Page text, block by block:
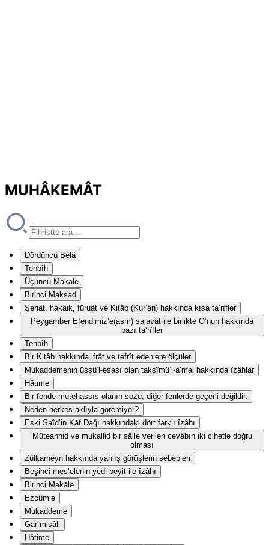
MUHÂKEMÂT
Dördüncü Belâ
Tenbîh
Üçüncü Makale
Birinci Maksad
Şeriât, hakâik, füruât ve Kitâb (Kur’ân) hakkında kısa ta‘rîfler
Peygamber Efendimiz’e(asm) salavât ile birlikte O’nun hakkında
bazı ta‘rîfler
Tenbîh
Bir Kitâb hakkında ifrât ve tefrît edenlere ölçüler
Mukaddemenin üssü’l-esası olan taksîmü’l-a’mal hakkında îzâhlar
Hâtime
Bir fende mütehassıs olanın sözü, diğer fenlerde geçerli değildir.
Neden herkes aklıyla göremiyor?
Eski Saîd’in Kāf Dağı hakkındaki dört farklı îzâhı
Müteannid ve mukallid bir sâile verilen cevâbın iki cihetle doğru
olması
Zülkarneyn hakkında yanlış görüşlerin sebepleri
Beşinci mes’elenin yedi beyit ile îzâhı
Birinci Makāle
Ezcümle
Mukaddeme
Gār misâli
Hâtime